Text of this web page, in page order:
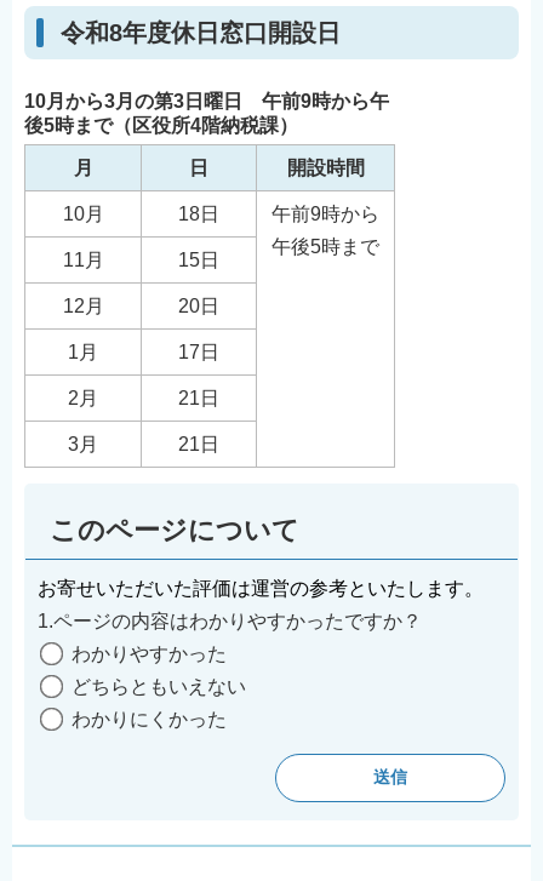
令和8年度休日窓口開設日
10月から3月の第3日曜日 午前9時から午
後5時まで（区役所4階納税課）
月 日 開設時間
10月 18日
午前9時から
午後5時まで
11月 15日
12月 20日
1月 17日
2月 21日
3月 21日
このページについて
お寄せいただいた評価は運営の参考といたします。
1.ページの内容はわかりやすかったですか？
わかりやすかった
どちらともいえない
わかりにくかった